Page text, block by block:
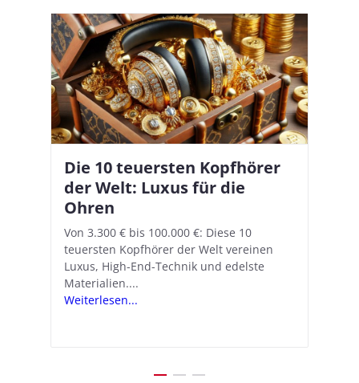
Die 10 teuersten Kopfhörer
der Welt: Luxus für die
Ohren
Von 3.300 € bis 100.000 €: Diese 10
teuersten Kopfhörer der Welt vereinen
Luxus, High-End-Technik und edelste
Materialien....
Weiterlesen...
Apple AirPods Pro 2 und iOS
18.1: So richtet ihr das neue
Hörgeräte-Feature ein
Mit iOS 18.1 und den AirPods Pro 2
verwandelt Apple seine In-Ear-Kopfhörer
in kostengünstige Hörhilfen. In wenigen
Schritten...
Weiterlesen...